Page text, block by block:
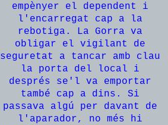
empènyer el dependent i
l'encarregat cap a la
rebotiga. La Gorra va
obligar el vigilant de
seguretat a tancar amb clau
la porta del local i
després se'l va emportar
també cap a dins. Si
passava algú per davant de
l'aparador, no més hi